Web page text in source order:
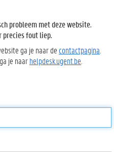
probleem met deze website.
precies fout liep.
ga je naar de contactpagina
je naarhelpdesk.ugent.be